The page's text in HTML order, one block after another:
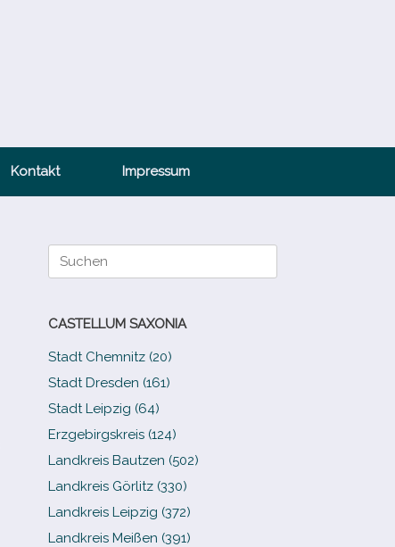
Kontakt Impressum
Suche
nach:
CASTELLUM SAXONIA
Stadt Chemnitz (20)
Stadt Dresden (161)
Stadt Leipzig (64)
Erzgebirgskreis (124)
Landkreis Bautzen (502)
Landkreis Görlitz (330)
Landkreis Leipzig (372)
Landkreis Meißen (391)